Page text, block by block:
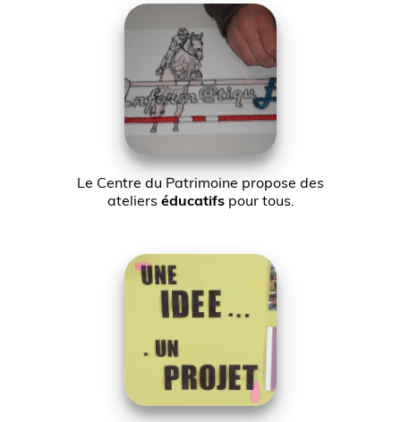
Le Centre du Patrimoine propose des
ateliers éducatifspour tous.